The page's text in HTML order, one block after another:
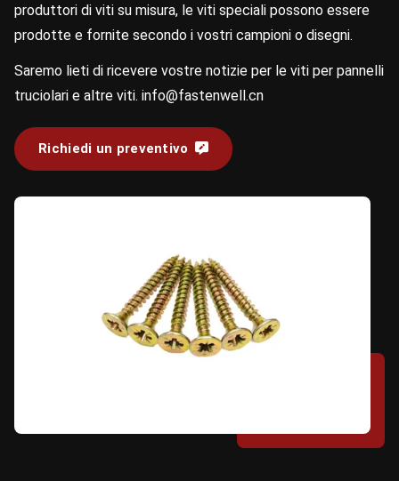
produttori di viti su misura, le viti speciali possono essere
prodotte e fornite secondo i vostri campioni o disegni.
Saremo lieti di ricevere vostre notizie per le viti per pannelli
truciolari e altre viti. info@fastenwell.cn
Richiedi un preventivo